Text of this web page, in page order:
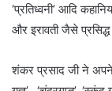
‘प्रतिध्वनी’ आदि
और इरावती जैसे
शंकर प्रसाद जी ने